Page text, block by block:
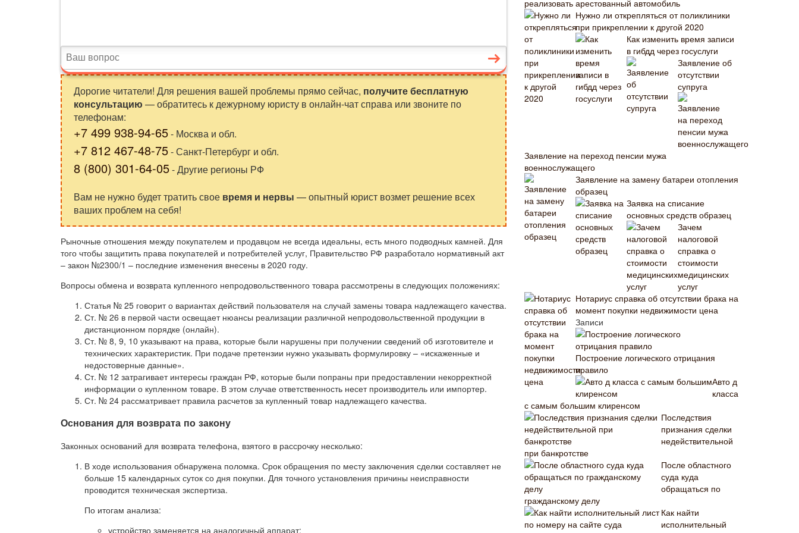
Дорогие читатели! Для решения вашей проблемы прямо сейчас, получите бесплатную
консультацию — обратитесь к дежурному юристу в онлайн-чат справа или звоните по
телефонам:
+7 499 938-94-65- Москва и обл.
+7 812 467-48-75- Санкт-Петербург и обл.
8 (800) 301-64-05- Другие регионы РФ
Вам не нужно будет тратить свое время и нервы — опытный юрист возмет решение всех
ваших проблем на себя!
Рыночные отношения между покупателем и продавцом не всегда идеальны, есть много подводных камней. Для
того чтобы защитить права покупателей и потребителей услуг, Правительство РФ разработало нормативный акт
– закон №2300/1 – последние изменения внесены в 2020 году.
Вопросы обмена и возврата купленного непродовольственного товара рассмотрены в следующих положениях:
Статья № 25 говорит о вариантах действий пользователя на случай замены товара надлежащего качества.
Ст. № 26 в первой части освещает нюансы реализации различной непродовольственной продукции в
дистанционном порядке (онлайн).
Ст. № 8, 9, 10 указывают на права, которые были нарушены при получении сведений об изготовителе и
технических характеристик. При подаче претензии нужно указывать формулировку – «искаженные и
недостоверные данные».
Ст. № 12 затрагивает интересы граждан РФ, которые были попраны при предоставлении некорректной
информации о купленном товаре. В этом случае ответственность несет производитель или импортер.
Ст. № 24 рассматривает правила расчетов за купленный товар надлежащего качества.
Основания для возврата по закону
Законных оснований для возврата телефона, взятого в рассрочку несколько:
В ходе использования обнаружена поломка. Срок обращения по месту заключения сделки составляет не
больше 15 календарных суток со дня покупки. Для точного установления причины неисправности
проводится техническая экспертиза.
По итогам анализа:
устройство заменяется на аналогичный аппарат;
реализовать арестованный автомобиль
Нужно ли открепляться от поликлиники
при прикреплении к другой 2020
Как изменить время записи
в гибдд через госуслуги
Заявление об
отсутствии
супруга
Заявление на переход пенсии мужа
военнослужащего
Заявление на замену батареи отопления
образец
Заявка на списание
основных средств образец
Зачем
налоговой
справка о
стоимости
медицинских
услуг
Нотариус справка об отсутствии брака на
момент покупки недвижимости цена
Записи
Построение логического отрицания
правило
Авто д
класса
с самым большим клиренсом
Последствия
признания сделки
недействительной
при банкротстве
После областного
суда куда
обращаться по
гражданскому делу
Как найти
исполнительный